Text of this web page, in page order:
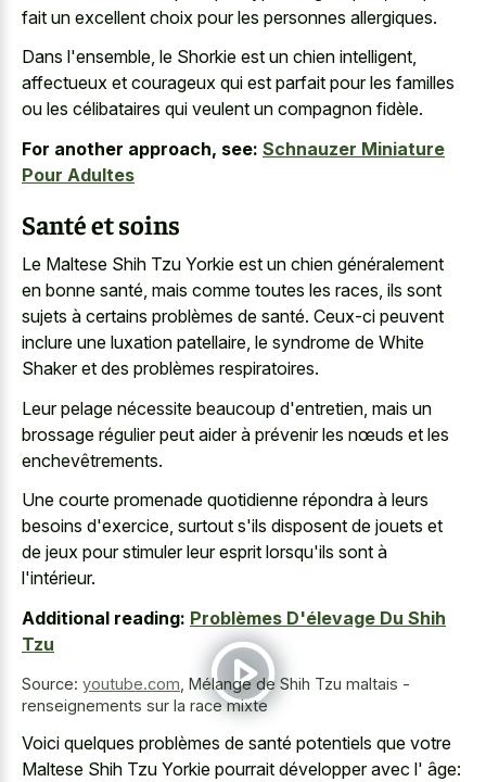
fait un excellent choix pour les personnes allergiques.
Dans l'ensemble, le Shorkie est un chien intelligent,
affectueux et courageux qui est parfait pour les familles
ou les célibataires qui veulent un compagnon fidèle.
For another approach, see: Schnauzer Miniature
Pour Adultes
Santé et soins
Le Maltese Shih Tzu Yorkie est un chien généralement
en bonne santé, mais comme toutes les races, ils sont
sujets à certains problèmes de santé. Ceux-ci peuvent
inclure une luxation patellaire, le syndrome de White
Shaker et des problèmes respiratoires.
Leur pelage nécessite beaucoup d'entretien, mais un
brossage régulier peut aider à prévenir les nœuds et les
enchevêtrements.
Une courte promenade quotidienne répondra à leurs
besoins d'exercice, surtout s'ils disposent de jouets et
de jeux pour stimuler leur esprit lorsqu'ils sont à
l'intérieur.
Additional reading: Problèmes D'élevage Du Shih
Tzu
Source: youtube.com Mélange de Shih Tzu maltais -
renseignements sur la race mixte
Voici quelques problèmes de santé potentiels que votre
Maltese Shih Tzu Yorkie pourrait développer avec l' âge: